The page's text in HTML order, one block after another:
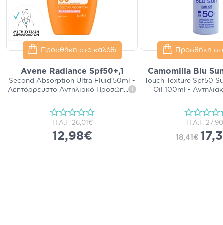
Προσθήκη στο καλάθι
Avene Radiance Spf50+,1
Second Absorption Ultra Fluid 50ml -
Λεπτόρρευστο Αντηλιακό Προσώπ... i
Π.Λ.Τ. 26,01€
12,98€
Προσθήκη
Camomilla Blu
Touch Texture Spf50
Oil 100ml -
Π.Λ.Τ.
18,41€